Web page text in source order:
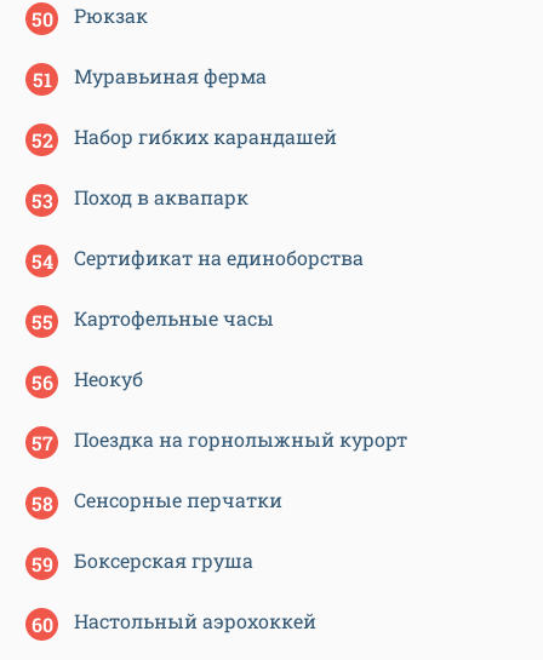
Рюкзак
Муравьиная ферма
Набор гибких карандашей
Поход в аквапарк
Сертификат на единоборства
Картофельные часы
Неокуб
Поездка на горнолыжный курорт
Сенсорные перчатки
Боксерская груша
Настольный аэрохоккей